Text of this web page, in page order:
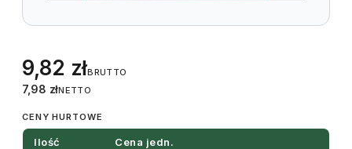
9,82 złBRUTTO
7,98 złNETTO
CENY HURTOWE
Ilość Cena jedn.